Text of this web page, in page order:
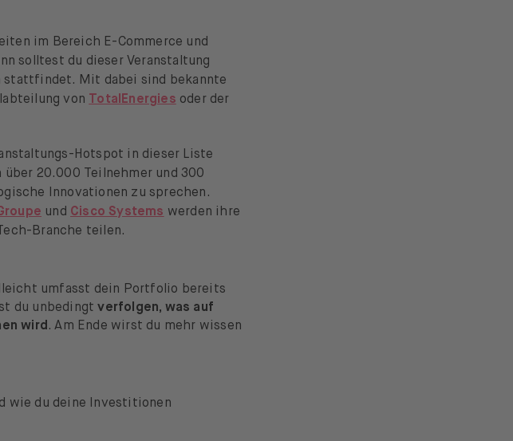
im Bereich E-Commerce und
solltest du dieser Veranstaltung
stattfindet. Mit dabei sind bekannte
von
TotalEnergies oder der
Hotspot in dieser Liste
20.000 Teilnehmer und 300
Innovationen zu sprechen.
und Cisco Systems werden ihre
Branche teilen.
umfasst dein Portfolio bereits
du unbedingt verfolgen, was auf
wird . Am Ende wirst du mehr wissen
wie du deine Investitionen